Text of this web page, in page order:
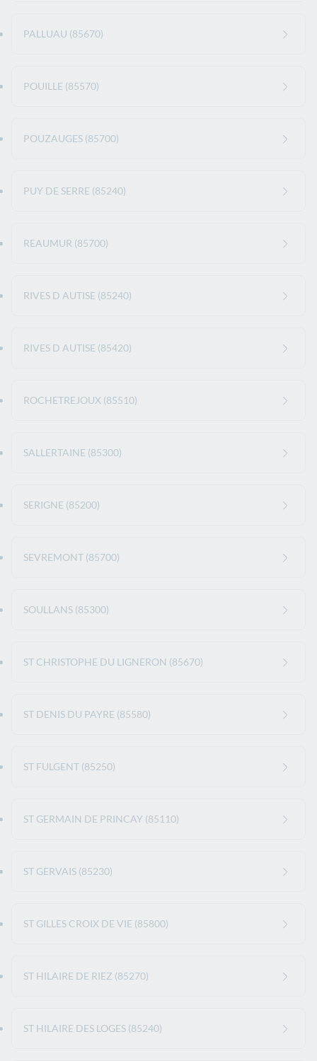
PALLUAU (85670)
POUILLE (85570)
POUZAUGES (85700)
PUY DE SERRE (85240)
REAUMUR (85700)
RIVES D AUTISE (85240)
RIVES D AUTISE (85420)
ROCHETREJOUX (85510)
SALLERTAINE (85300)
SERIGNE (85200)
SEVREMONT (85700)
SOULLANS (85300)
ST CHRISTOPHE DU LIGNERON (85670)
ST DENIS DU PAYRE (85580)
ST FULGENT (85250)
ST GERMAIN DE PRINCAY (85110)
ST GERVAIS (85230)
ST GILLES CROIX DE VIE (85800)
ST HILAIRE DE RIEZ (85270)
ST HILAIRE DES LOGES (85240)